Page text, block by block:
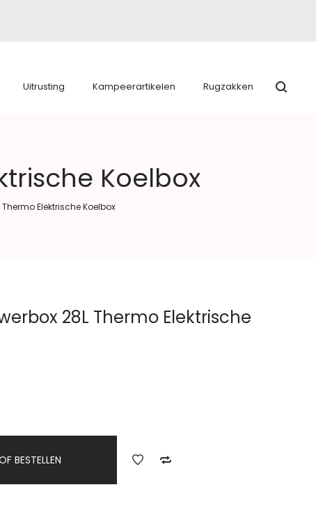
Uitrusting Kampeerartikelen Rugzakken
Koelbox
Elektrische Koelbox
28L Thermo Elektrische
BESTELLEN